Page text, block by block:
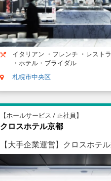
イタリアン ・フレンチ ・レスト
・ホテル・ブライダル
札幌市中央区
【ホールサービス / 正社員】
クロスホテル京都
【大手企業運営】クロスホテ